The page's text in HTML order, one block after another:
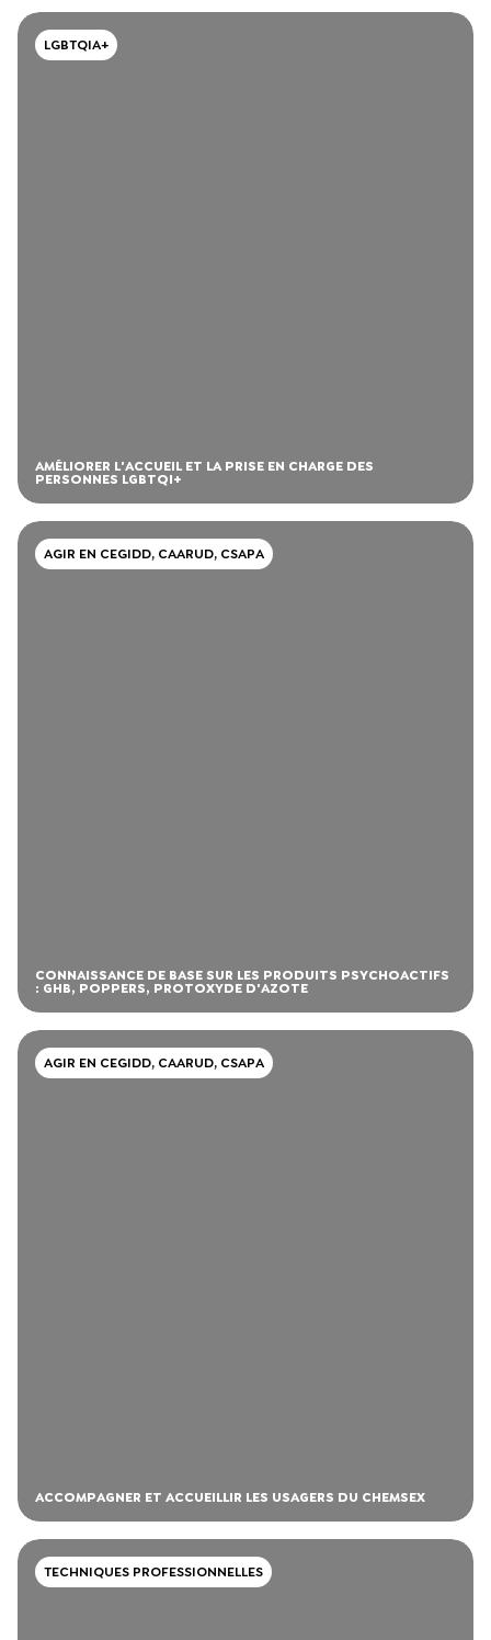
LGBTQIA+
AMÉLIORER L'ACCUEIL ET LA PRISE EN CHARGE DES
PERSONNES LGBTQI+
AGIR EN CEGIDD, CAARUD, CSAPA
CONNAISSANCE DE BASE SUR LES PRODUITS PSYCHOACTIFS
: GHB, POPPERS, PROTOXYDE D'AZOTE
AGIR EN CEGIDD, CAARUD, CSAPA
ACCOMPAGNER ET ACCUEILLIR LES USAGERS DU CHEMSEX
TECHNIQUES PROFESSIONNELLES